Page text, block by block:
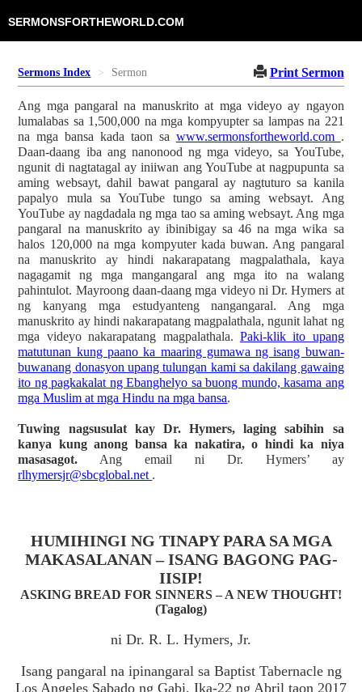
SERMONSFORTHEWORLD.COM
Sermons Index Sermon Print Sermon
Ang mga pangaral na manuskrito at mga videyo ay ngayon
lumalabas sa 1,500,000 na mga kompyupter sa lampas na 221
na mga bansa kada taon sa www.sermonsfortheworld.com .
Daan-daang iba ang nanonood ng mga videyo, sa YouTube,
ngunit di nagtatagal ay iniiwan ang YouTube at nagpupunta sa
aming websayt, dahil bawat pangaral ay nagtuturo sa kanila
papalyo mula sa YouTube tungo sa aming websayt. Ang
YouTube ay nagdadala ng mga tao sa aming websayt. Ang mga
pangaral na manuskrito ay ibinibigay sa 46 na mga wika sa
halos 120,000 na mga kompyuter kada buwan. Ang pangaral
na manuskrito ay hindi nakarapatang magpalathala, kaya
nagagamit ng mga mangangaral ang mga ito na walang
pahintulot. Mayroong daan-daang mga videyo ni Dr. Hymers at
ng kanyang mga estudyanteng nangangaral. Ang mga
manuskrito ay hindi nakarapatang magpalathala, ngunit lahat ng
mga videyo nakarapatang magpalathala. Paki-klik ito upang
matutunan kung paano ka maaring gumawa ng isang buwan-
buwanang donasyon upang tulungan kami sa dakilang gawaing
ito ng pagkakalat ng Ebanghelyo sa buong mundo, kasama ang
mga Muslim at mga Hindu na mga bansa.
Tuwing nagsusulat kay Dr. Hymers, laging sabihin sa
kanya kung anong bansa ka nakatira, o hindi ka niya
masasagot. Ang email ni Dr. Hymers’ ay
rlhymersjr@sbcglobal.net .
HUMIHINGI NG TINAPY PARA SA MGA
MAKASALANAN – ISANG BAGONG PAG-
IISIP!
ASKING BREAD FOR SINNERS – A NEW THOUGHT!
(Tagalog)
ni Dr. R. L. Hymers, Jr.
Isang pangaral na ipinangaral sa Baptist Tabernacle ng
Los Angeles Sabado ng Gabi, Ika-22 ng Abril taon 2017